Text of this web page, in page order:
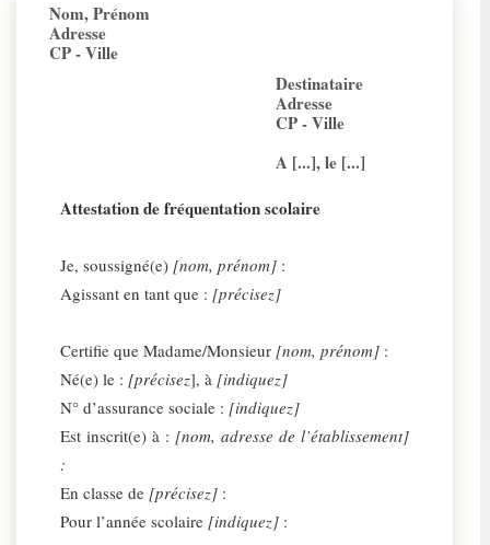
Nom, Prénom
Adresse
CP - Ville
Destinataire
Adresse
CP - Ville
A [...], le [...]
Attestation de fréquentation scolaire
Je, soussigné(e) [nom, prénom] :
Agissant en tant que : [précisez]
Certifie que Madame/Monsieur [nom, prénom] :
Né(e) le : [précisez], à [indiquez]
N° d’assurance sociale : [indiquez]
Est inscrit(e) à : [nom, adresse de l’établissement]
:
En classe de [précisez] :
Pour l’année scolaire [indiquez] :